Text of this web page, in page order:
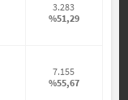
3.283
%51,29
7.155
%55,67